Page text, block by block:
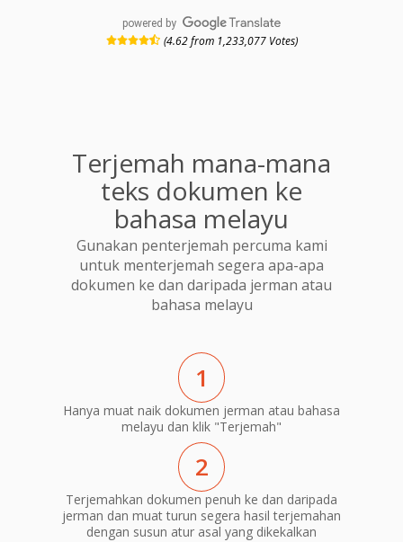
powered by
(4.62 from 1,233,077 Votes)
Terjemah mana-mana
teks dokumen ke
bahasa melayu
Gunakan penterjemah percuma kami
untuk menterjemah segera apa-apa
dokumen ke dan daripada jerman atau
bahasa melayu
1
Hanya muat naik dokumen jerman atau bahasa
melayu dan klik "Terjemah"
2
Terjemahkan dokumen penuh ke dan daripada
jerman dan muat turun segera hasil terjemahan
dengan susun atur asal yang dikekalkan